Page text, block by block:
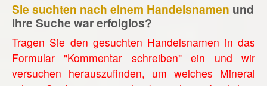
Sie suchten nach einem Handelsnamen und
Ihre Suche war erfolglos?
Tragen Sie den gesuchten Handelsnamen in das
Formular "Kommentar schreiben" ein und wir
versuchen herauszufinden, um welches Mineral